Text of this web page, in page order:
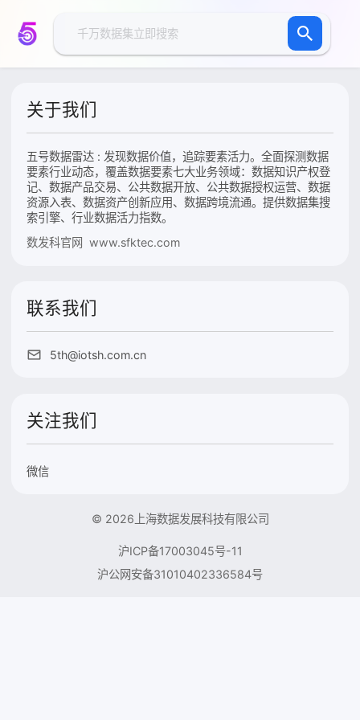
关于我们
五号数据雷达 : 发现数据价值，追踪要素活力。全面探测数据
要素行业动态，覆盖数据要素七大业务领域：数据知识产权登
记、数据产品交易、公共数据开放、公共数据授权运营、数据
资源入表、数据资产创新应用、数据跨境流通。提供数据集搜
索引擎、行业数据活力指数。
数发科官网 www.sfktec.com
联系我们
5th@iotsh.com.cn
关注我们
微信
© 2026上海数据发展科技有限公司
沪ICP备17003045号-11
沪公网安备31010402336584号